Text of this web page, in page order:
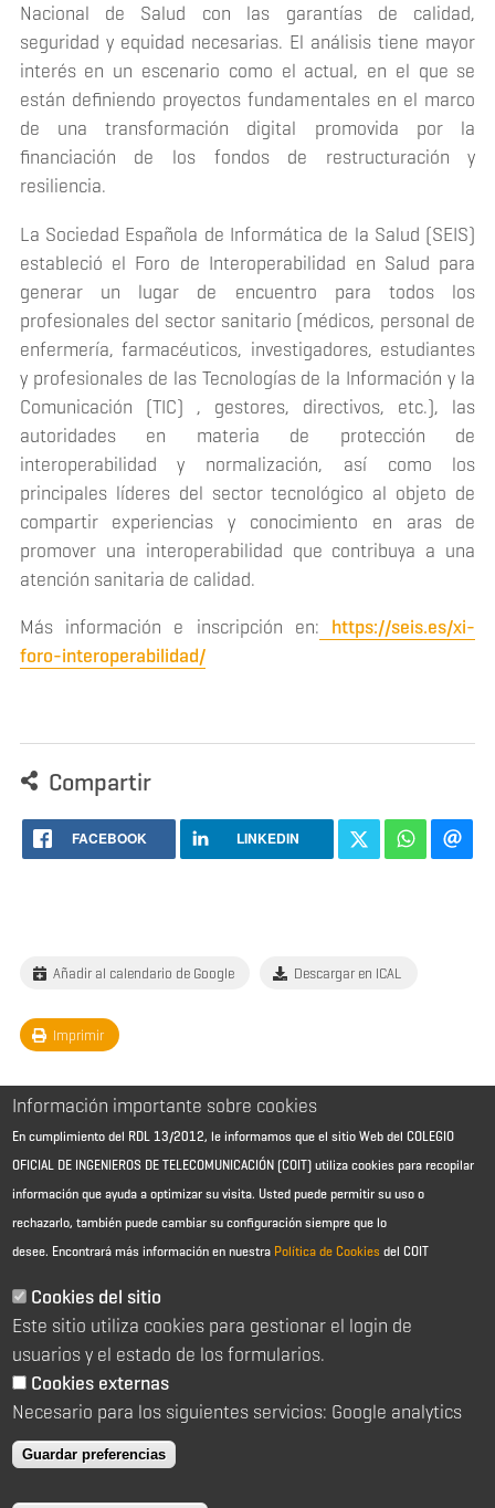
Nacional de Salud con las garantías de calidad,
seguridad y equidad necesarias. El análisis tiene mayor
interés en un escenario como el actual, en el que se
están definiendo proyectos fundamentales en el marco
de una transformación digital promovida por la
financiación de los fondos de restructuración y
resiliencia.
La Sociedad Española de Informática de la Salud (SEIS)
estableció el Foro de Interoperabilidad en Salud para
generar un lugar de encuentro para todos los
profesionales del sector sanitario (médicos, personal de
enfermería, farmacéuticos, investigadores, estudiantes
y profesionales de las Tecnologías de la Información y la
Comunicación (TIC) , gestores, directivos, etc.), las
autoridades en materia de protección de
interoperabilidad y normalización, así como los
principales líderes del sector tecnológico al objeto de
compartir experiencias y conocimiento en aras de
promover una interoperabilidad que contribuya a una
atención sanitaria de calidad.
Más información e inscripción en: https://seis.es/xi-
foro-interoperabilidad/
Compartir
FACEBOOK LINKEDIN
Añadir al calendario de Google Descargar en ICAL
Imprimir
Aviso Legal - Información general
Política de cookies
Política de reembolso
Sitemap
C/ Almagro 2 1º Izqda 28010 Madrid
91 391 10 66
coit@coit.es
Información importante sobre cookies
En cumplimiento del RDL 13/2012, le informamos que el sitio Web del COLEGIO
OFICIAL DE INGENIEROS DE TELECOMUNICACIÓN (COIT) utiliza cookies para recopilar
información que ayuda a optimizar su visita. Usted puede permitir su uso o
rechazarlo, también puede cambiar su configuración siempre que lo
desee. Encontrará más información en nuestra Política de Cookies del COIT
Cookies del sitio
Este sitio utiliza cookies para gestionar el login de
usuarios y el estado de los formularios.
Cookies externas
Necesario para los siguientes servicios: Google analytics
Guardar preferencias